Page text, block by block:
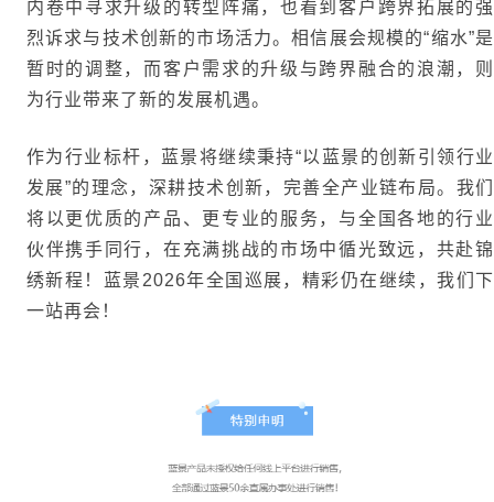
内卷中寻求升级的转型阵痛，也看到客户跨界拓展的强
烈诉求与技术创新的市场活力。相信展会规模的“缩水”是
暂时的调整，而客户需求的升级与跨界融合的浪潮，则
为行业带来了新的发展机遇。
作为行业标杆，蓝景将继续秉持“以蓝景的创新引领行业
发展”的理念，深耕技术创新，完善全产业链布局。我们
将以更优质的产品、更专业的服务，与全国各地的行业
伙伴携手同行，在充满挑战的市场中循光致远，共赴锦
绣新程！蓝景2026年全国巡展，精彩仍在继续，我们下
一站再会！